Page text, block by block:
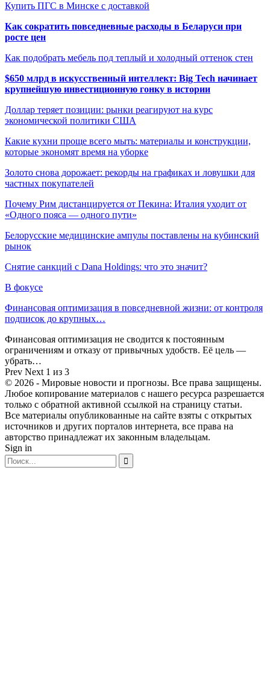
Купить ПГС в Минске с доставкой
Как сократить повседневные расходы в Беларуси при
росте цен
Как подобрать мебель под теплый и холодный оттенок стен
$650 млрд в искусственный интеллект: Big Tech начинает
крупнейшую инвестиционную гонку в истории
Доллар теряет позиции: рынки реагируют на курс
экономической политики США
Какие кухни проще всего мыть: материалы и конструкции,
которые экономят время на уборке
Золото снова дорожает: рекорды на графиках и ловушки для
частных покупателей
Почему Рим дистанцируется от Пекина: Италия уходит от
«Одного пояса — одного пути»
Белорусские медицинские ампулы поставлены на кубинский
рынок
Снятие санкций с Dana Holdings: что это значит?
В фокусе
Финансовая оптимизация в повседневной жизни: от контроля
подписок до крупных…
Финансовая оптимизация не сводится к постоянным
ограничениям и отказу от привычных удобств. Её цель —
убрать…
Prev Next 1 из 3
© 2026 - Мировые новости и прогнозы. Все права защищены.
Любое копирование материалов с нашего ресурса разрешается
только с обратной активной ссылкой на страницу статьи.
Все материалы опубликованные на сайте взяты с открытых
источников и других порталов интернета, все права на
авторство принадлежат их законным владельцам.
Sign in